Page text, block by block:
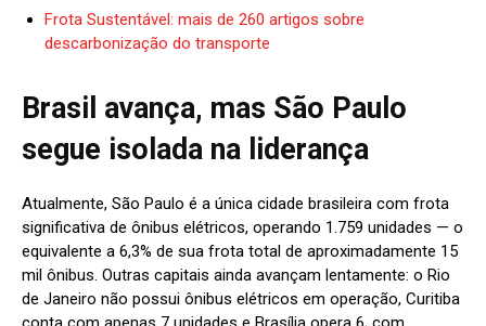
Frota Sustentável: mais de 260 artigos sobre
descarbonização do transporte
Brasil avança, mas São Paulo
segue isolada na liderança
Atualmente, São Paulo é a única cidade brasileira com frota
significativa de ônibus elétricos, operando 1.759 unidades — o
equivalente a 6,3% de sua frota total de aproximadamente 15
mil ônibus. Outras capitais ainda avançam lentamente: o Rio
de Janeiro não possui ônibus elétricos em operação, Curitiba